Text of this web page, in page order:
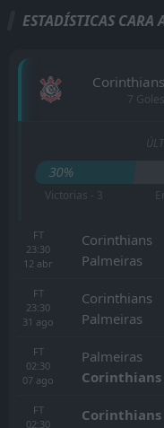
ESTADÍSTICAS CARA
Corinthians
7 Goles
30%
Victorias - 3
FT
23:30
12 abr
Corinthians
Palmeiras
FT
23:30
31 ago
Corinthians
Palmeiras
FT
02:30
07 ago
Palmeiras
Corinthians
FT
02:30
Corinthians